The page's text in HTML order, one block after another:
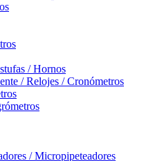
/ Hornos
/ Relojes / Cronómetros
/ Micropipeteadores